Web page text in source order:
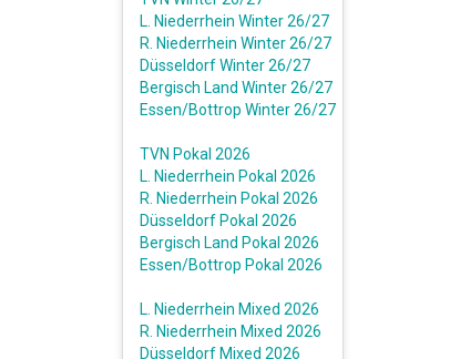
L. Niederrhein Winter 26/27
R. Niederrhein Winter 26/27
Düsseldorf Winter 26/27
Bergisch Land Winter 26/27
Essen/Bottrop Winter 26/27
TVN Pokal 2026
L. Niederrhein Pokal 2026
R. Niederrhein Pokal 2026
Düsseldorf Pokal 2026
Bergisch Land Pokal 2026
Essen/Bottrop Pokal 2026
L. Niederrhein Mixed 2026
R. Niederrhein Mixed 2026
Düsseldorf Mixed 2026